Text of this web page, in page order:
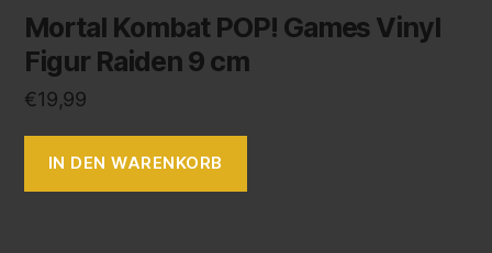
Mortal Kombat POP! Games Vinyl
Figur Raiden 9 cm
€19,99
IN DEN WARENKORB